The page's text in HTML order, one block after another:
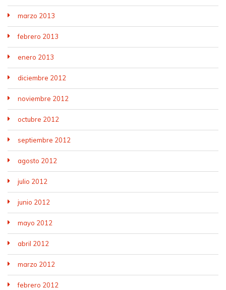
marzo 2013
febrero 2013
enero 2013
diciembre 2012
noviembre 2012
octubre 2012
septiembre 2012
agosto 2012
julio 2012
junio 2012
mayo 2012
abril 2012
marzo 2012
febrero 2012